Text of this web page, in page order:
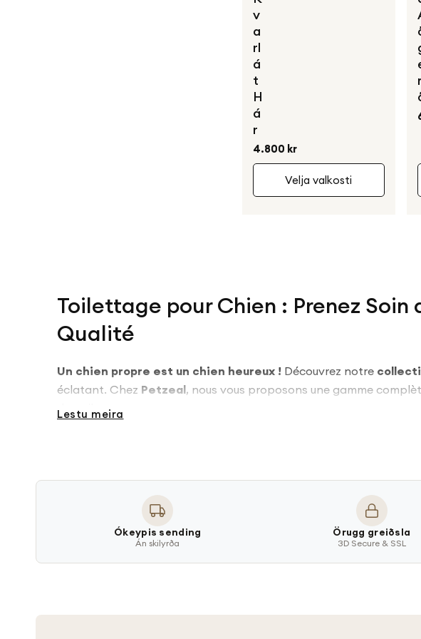
v
a
rl
á
t
H
á
r
Venjulegt
verð
4.800 kr
Velja valkosti
r
Toilettage pour Chien : Prenez
Qualité
Un chien propre est un chien heureux ! Découvrez notre
éclatant. Chez Petzeal, nous vous proposons une gamme
de poils.
shampoings pour chien
sont spécialement formulés pour
shampoing idéalselon les besoins de votre chien :
Shampoing apaisant
pour les peaux sensibles.
2. Brosses et Peignes pour un Pelage Parfait
Lestu meira
Ókeypis sending
Án skilyrða
Örugg greiðsla
3D Secure & SSL